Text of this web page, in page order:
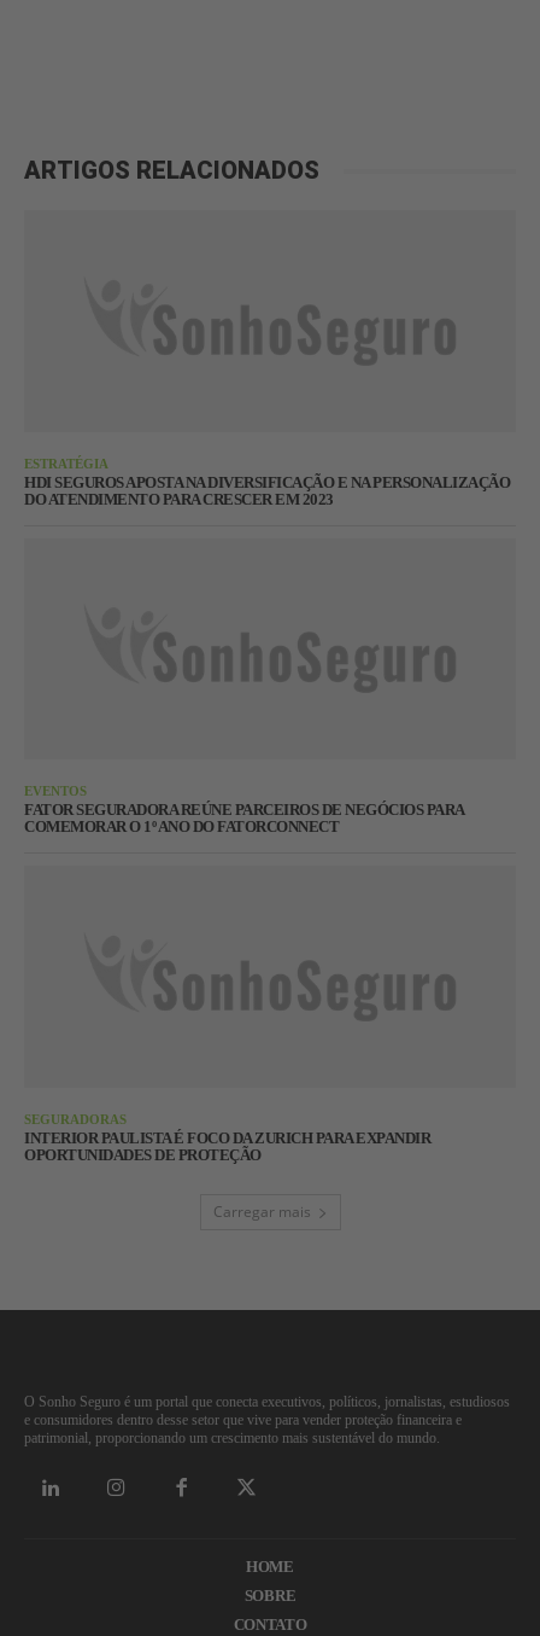
ARTIGOS RELACIONADOS
ESTRATÉGIA
HDI SEGUROS APOSTA NA DIVERSIFICAÇÃO E NA PERSONALIZAÇÃO
DO ATENDIMENTO PARA CRESCER EM 2023
EVENTOS
FATOR SEGURADORA REÚNE PARCEIROS DE NEGÓCIOS PARA
COMEMORAR O 1º ANO DO FATORCONNECT
SEGURADORAS
INTERIOR PAULISTA É FOCO DA ZURICH PARA EXPANDIR
OPORTUNIDADES DE PROTEÇÃO
Carregar mais
O Sonho Seguro é um portal que conecta executivos, políticos, jornalistas, estudiosos
e consumidores dentro desse setor que vive para vender proteção financeira e
patrimonial, proporcionando um crescimento mais sustentável do mundo.
HOME
SOBRE
CONTATO